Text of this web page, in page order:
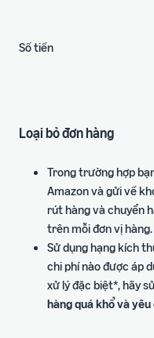
Số tiền
Loại bỏ đơn hàng
Trong trường hợp
Amazon và gửi về
rút hàng và chuyển
trên mỗi đơn vị hàng.
Sử dụng hạng kích
chi phí nào được áp
xử lý đặc biệt*, hãy
hàng quá khổ và